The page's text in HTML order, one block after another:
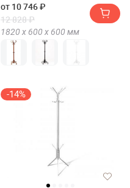
от 10 746 ₽
12 828 ₽
1820 х 600 х 600 мм
-14%